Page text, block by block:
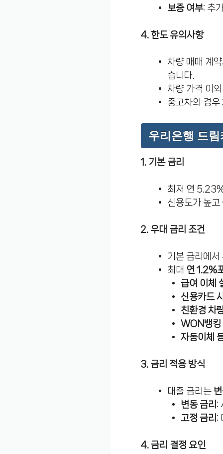
보증 여부: 추
4. 한도 유의사항
차량 매매 계
습니다.
차량 가격 이
중고차의 경우
우리은행 드
1. 기본 금리
최저 연
신용도가 높고
2. 우대 금리 조건
기본 금리에
최대 연 1.2%
급여 이체
신용카드
친환경 차
WON뱅킹
자동이체
3. 금리 적용 방식
대출 금리는
변동 금리 :
고정 금리 :
4. 금리 결정 요인